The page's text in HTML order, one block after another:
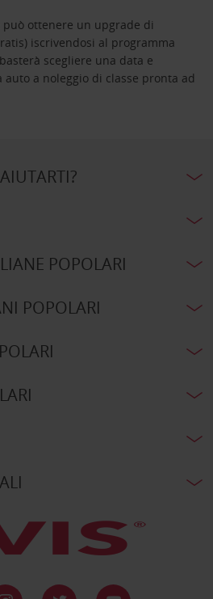
ottenere un upgrade di
iscrivendosi al programma
scegliere una data e
a noleggio di classe pronta ad
POPOLARI
POPOLARI